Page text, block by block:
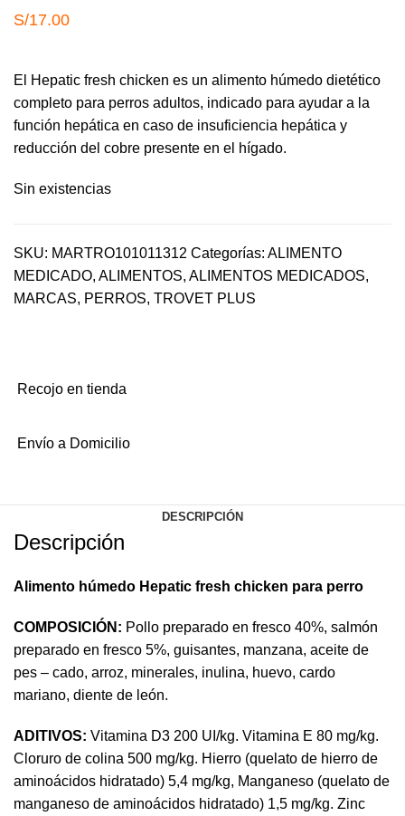
S/17.00
El Hepatic fresh chicken es un alimento húmedo dietético
completo para perros adultos, indicado para ayudar a la
función hepática en caso de insuficiencia hepática y
reducción del cobre presente en el hígado.
Sin existencias
SKU: MARTRO101011312 Categorías: ALIMENTO
MEDICADO, ALIMENTOS, ALIMENTOS MEDICADOS,
MARCAS, PERROS, TROVET PLUS
Recojo en tienda
Envío a Domicilio
DESCRIPCIÓN
Descripción
Alimento húmedo Hepatic fresh chicken para perro
COMPOSICIÓN: Pollo preparado en fresco 40%, salmón
preparado en fresco 5%, guisantes, manzana, aceite de
pes – cado, arroz, minerales, inulina, huevo, cardo
mariano, diente de león.
ADITIVOS: Vitamina D3 200 UI/kg. Vitamina E 80 mg/kg.
Cloruro de colina 500 mg/kg. Hierro (quelato de hierro de
aminoácidos hidratado) 5,4 mg/kg, Manganeso (quelato de
manganeso de aminoácidos hidratado) 1,5 mg/kg. Zinc